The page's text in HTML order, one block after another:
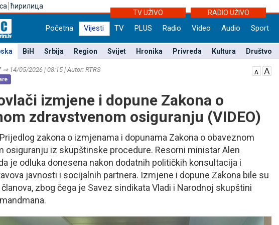
ћирилица
TV UŽIVO
RADIO UŽIVO
Početna Vijesti TV PLUS Radio Video Audio Sport
BiH Srbija Region Svijet Hronika Privreda Kultura Društvo
14/05/2026 | 08:15 | Autor: RTRS
izmjene i dopune Zakona o
zdravstvenom osiguranju (VIDEO)
zakona o izmjenama i dopunama Zakona o obaveznom
osiguranju iz skupštinske procedure. Resorni ministar Alen
je odluka donesena nakon dodatnih političkih konsultacija i
javnosti i socijalnih partnera. Izmjene i dopune Zakona bile su
zbog čega je Savez sindikata Vladi i Narodnoj skupštini